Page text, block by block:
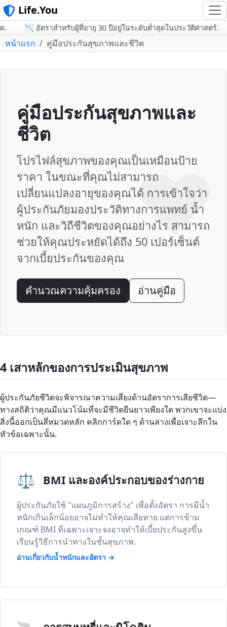
Life.You
📉 อัตราสำหรับผู้ที่อายุ 30 ปีอยู่ในระดับต่ำสุดในประวัติศาสตร์.
หน้าแรก คู่มือประกันสุขภาพและชีวิต
❤️
คู่มือประกันสุขภาพและ
ชีวิต
โปรไฟล์สุขภาพของคุณเป็นเหมือนป้าย
ราคา ในขณะที่คุณไม่สามารถ
เปลี่ยนแปลงอายุของคุณได้ การเข้าใจว่า
ผู้ประกันภัยมองประวัติทางการแพทย์ น้ำ
หนัก และวิถีชีวิตของคุณอย่างไร สามารถ
ช่วยให้คุณประหยัดได้ถึง 50 เปอร์เซ็นต์
จากเบี้ยประกันของคุณ
คำนวณความคุ้มครอง อ่านคู่มือ
4 เสาหลักของการประเมินสุขภาพ
ผู้ประกันภัยชีวิตจะพิจารณาความเสี่ยงด้านอัตราการเสียชีวิต—
ทางสถิติว่าคุณมีแนวโน้มที่จะมีชีวิตยืนยาวเพียงใด พวกเขาจะแบ่ง
สิ่งนี้ออกเป็นสี่หมวดหลัก คลิกการ์ดใด ๆ ด้านล่างเพื่อเจาะลึกใน
หัวข้อเฉพาะนั้น.
⚖️ BMI และองค์ประกอบของร่างกาย
ผู้ประกันภัยใช้ "แผนภูมิการสร้าง" เพื่อตั้งอัตรา การมีน้ำ
หนักเกินเล็กน้อยอาจไม่ทำให้คุณเสียหาย แต่การข้าม
เกณฑ์ BMI ที่เฉพาะเจาะจงอาจทำให้เบี้ยประกันสูงขึ้น
เรียนรู้วิธีการนำทางในชั้นสุขภาพ.
อ่านเกี่ยวกับน้ำหนักและอัตรา →